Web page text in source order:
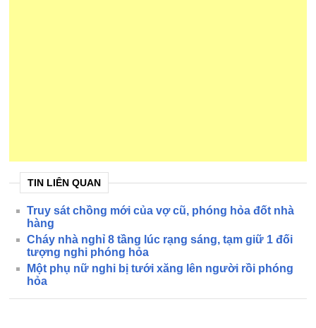
TIN LIÊN QUAN
Truy sát chồng mới của vợ cũ, phóng hỏa đốt nhà
hàng
Cháy nhà nghỉ 8 tầng lúc rạng sáng, tạm giữ 1 đối
tượng nghi phóng hỏa
Một phụ nữ nghi bị tưới xăng lên người rồi phóng
hỏa